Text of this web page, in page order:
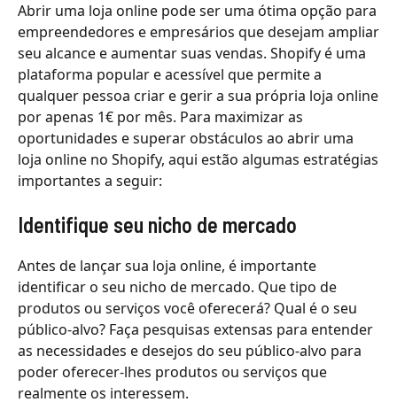
Abrir uma loja online pode ser uma ótima opção para
empreendedores e empresários que desejam ampliar
seu alcance e aumentar suas vendas. Shopify é uma
plataforma popular e acessível que permite a
qualquer pessoa criar e gerir a sua própria loja online
por apenas 1€ por mês. Para maximizar as
oportunidades e superar obstáculos ao abrir uma
loja online no Shopify, aqui estão algumas estratégias
importantes a seguir:
Identifique seu nicho de mercado
Antes de lançar sua loja online, é importante
identificar o seu nicho de mercado. Que tipo de
produtos ou serviços você oferecerá? Qual é o seu
público-alvo? Faça pesquisas extensas para entender
as necessidades e desejos do seu público-alvo para
poder oferecer-lhes produtos ou serviços que
realmente os interessem.